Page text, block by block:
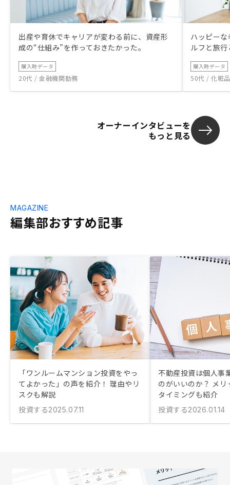
出産や育休でキャリアが変わる前に、資産形
成の“仕組み”を作っておきたかった。
購入時データ
20代 / 金融機関勤務
ハッピー
ルフと旅
購入時データ
50代 / 化粧
オーナーインタビューを
もっと見る
編集部おすすめ記事
MAGAZINE
「ワンルームマンション投資をやっ
てよかった」の声を紹介！ 理由やリ
スクも解説
投資する2025.07.11
不動産投資は個人事
のがいいのか？ メ
タイミングも紹介
投資する2026.01.14